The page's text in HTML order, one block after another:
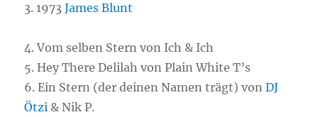
3.1973James Blunt
4. Vom selben Stern von Ich & Ich
5. Hey There Delilah von Plain White T’s
6. Ein Stern (der deinen Namen trägt) vonDJ
Ötzi & Nik P.